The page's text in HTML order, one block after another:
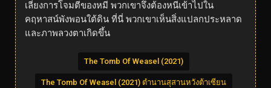
เลี่ยงการโจมตีของหมี พวกเขาจึงต้องหนีเข้าไปใน
คฤหาสน์พังพอนใต้ดิน ที่นี่ พวกเขาเห็นสิ่งแปลกประหลาด
และภาพลวงตาเกิดขึ้น
The Tomb Of Weasel (2021)
The Tomb Of Weasel (2021) ตำนานสุสานหวังต้าเซียน